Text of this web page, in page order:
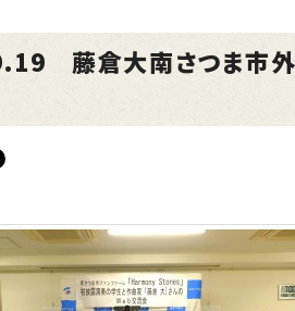
藤倉大南さつま市外